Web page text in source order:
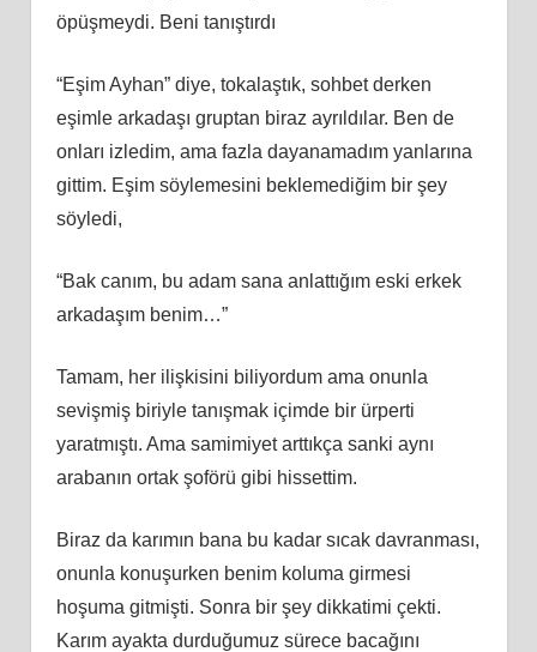
öpüşmeydi. Beni tanıştırdı
“Eşim Ayhan” diye, tokalaştık, sohbet derken
eşimle arkadaşı gruptan biraz ayrıldılar. Ben de
onları izledim, ama fazla dayanamadım yanlarına
gittim. Eşim söylemesini beklemediğim bir şey
söyledi,
“Bak canım, bu adam sana anlattığım eski erkek
arkadaşım benim…”
Tamam, her ilişkisini biliyordum ama onunla
sevişmiş biriyle tanışmak içimde bir ürperti
yaratmıştı. Ama samimiyet arttıkça sanki aynı
arabanın ortak şoförü gibi hissettim.
Biraz da karımın bana bu kadar sıcak davranması,
onunla konuşurken benim koluma girmesi
hoşuma gitmişti. Sonra bir şey dikkatimi çekti.
Karım ayakta durduğumuz sürece bacağını